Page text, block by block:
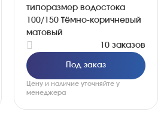
типоразмер водостока
100/150 Тёмно-коричневый
матовый
10 заказов
Под заказ
Цену и наличие уточняйте у
менеджера